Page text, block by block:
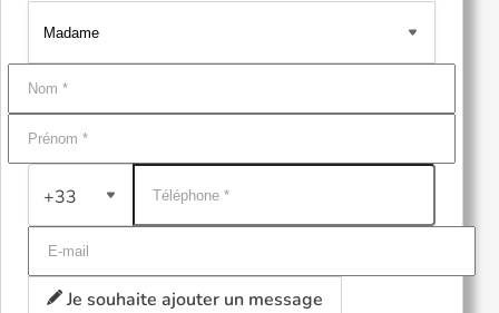
+33
Je souhaite ajouter un message